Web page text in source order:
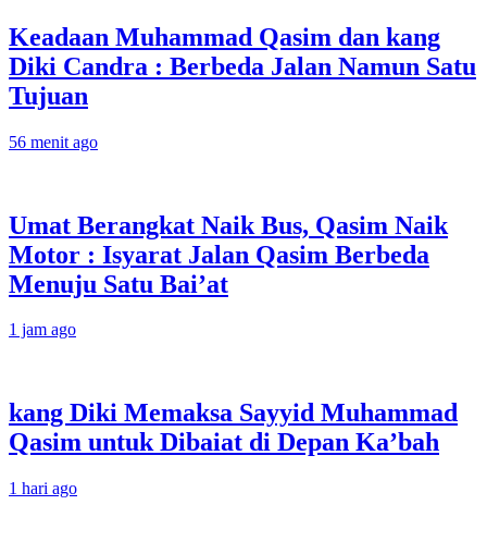
Keadaan Muhammad Qasim dan kang
Diki Candra : Berbeda Jalan Namun Satu
Tujuan
56 menit ago
Umat Berangkat Naik Bus, Qasim Naik
Motor : Isyarat Jalan Qasim Berbeda
Menuju Satu Bai’at
1 jam ago
kang Diki Memaksa Sayyid Muhammad
Qasim untuk Dibaiat di Depan Ka’bah
1 hari ago